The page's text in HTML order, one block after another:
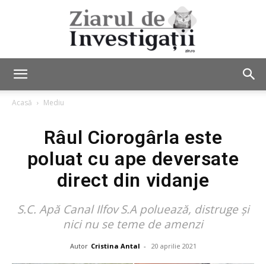
de
Acasă Mediu
Râul Ciorogârla este
poluat cu ape deversate
direct din vidanje
S.C. Apă Canal Ilfov S.A poluează, distruge și
nici nu se teme de amenzi
Autor Cristina Antal - 20 aprilie 2021